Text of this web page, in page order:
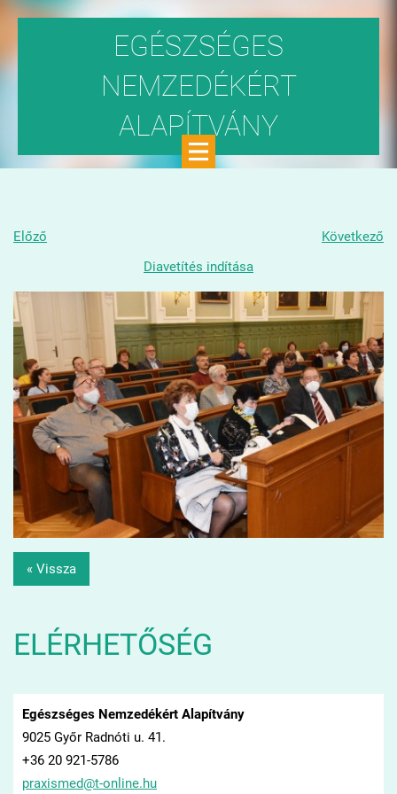
EGÉSZSÉGES
NEMZEDÉKÉRT
ALAPÍTVÁNY
Előző
Következő
Diavetítés indítása
« Vissza
ELÉRHETŐSÉG
Egészséges Nemzedékért Alapítvány
9025 Győr Radnóti u. 41.
+36 20 921-5786
praxismed@t-online.hu